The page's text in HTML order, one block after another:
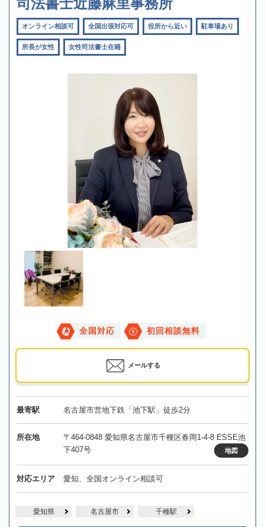
司法書士近藤麻里事務所
オンライン相談可 全国出張対応可 役所から近い 駐車場あり
所長が女性 女性司法書士在籍
全国対応 初回相談無料
メールする
最寄駅 名古屋市営地下鉄「池下駅」徒歩2分
所在地
〒464-0848 愛知県名古屋市千種区春岡1-4-8 ESSE池
下407号
地図
対応エリア 愛知、全国オンライン相談可
愛知県 名古屋市 千種駅